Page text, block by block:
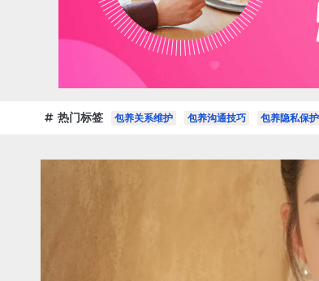
热门标签 包养关系维护 包养沟通技巧 包养隐私保护